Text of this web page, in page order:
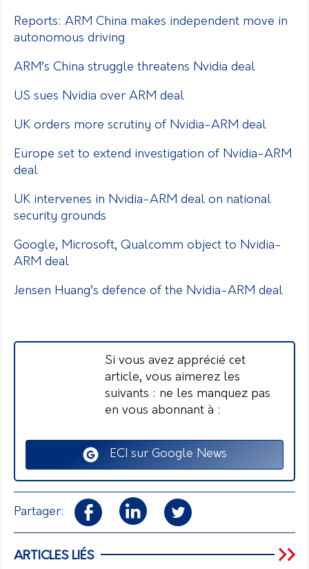
Reports: ARM China makes independent move in
autonomous driving
ARM’s China struggle threatens Nvidia deal
US sues Nvidia over ARM deal
UK orders more scrutiny of Nvidia-ARM deal
Europe set to extend investigation of Nvidia-ARM
deal
UK intervenes in Nvidia-ARM deal on national
security grounds
Google, Microsoft, Qualcomm object to Nvidia-
ARM deal
Jensen Huang’s defence of the Nvidia-ARM deal
Si vous avez apprécié cet
article, vous aimerez les
suivants : ne les manquez pas
en vous abonnant à :
ECI sur Google News
Partager:
ARTICLES LIÉS